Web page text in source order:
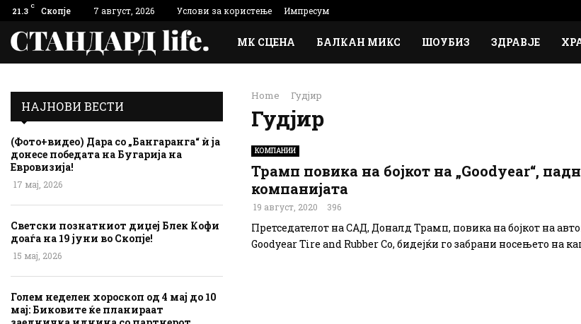
21.3 C Скопје 7 август, 2026 Услови за користење Импресум
МК СЦЕНА БАЛКАН МИКС ШОУБИЗ ЗДРАВЈЕ
Home Гудјир
Гудјир
КОМПАНИИ
Трамп повика на бојкот на „Goodyear“,
компанијата
19 август, 2020 396
Претседателот на САД, Доналд Трамп, повика на бојкот на
Goodyear Tire and Rubber Co, бидејќи го забрани носењето на
НАЈНОВИ ВЕСТИ
(Фото+видео) Дара со „Бангаранга“ ѝ ја
донесе победата на Бугарија на
Евровизија!
17 мај, 2026
Светски познатниот диџеј Блек Кофи
доаѓа на 19 јуни во Скопје!
15 мај, 2026
Голем неделен хороскоп од 4 мај до 10
мај: Биковите ќе планираат